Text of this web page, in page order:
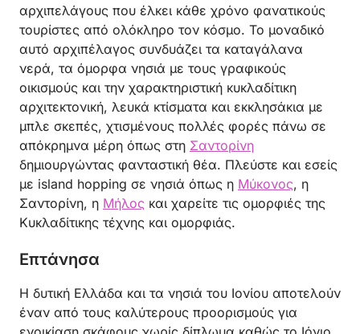
αρχιπελάγους που έλκει κάθε χρόνο φανατικούς
τουρίστες από ολόκληρο τον κόσμο. Το μοναδικό
αυτό αρχιπέλαγος συνδυάζει τα καταγάλανα
νερά, τα όμορφα νησιά με τους γραφικούς
οικισμούς και την χαρακτηριστική κυκλαδίτικη
αρχιτεκτονική, λευκά κτίσματα και εκκλησάκια με
μπλε σκεπές, χτισμένους πολλές φορές πάνω σε
απόκρημνα μέρη όπως στη Σαντορίνη
δημιουργώντας φανταστική θέα. Πλεύστε και εσείς
με island hopping σε νησιά όπως η Μύκονος, η
Σαντορίνη, η Μήλος και χαρείτε τις ομορφιές της
Κυκλαδίτικης τέχνης και ομορφιάς.
Επτάνησα
Η δυτική Ελλάδα και τα νησιά του Ιονίου αποτελούν
έναν από τους καλύτερους προορισμούς για